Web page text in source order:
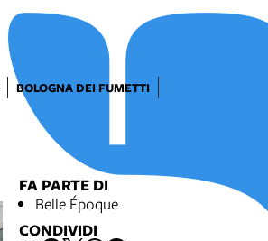
BOLOGNA DEI FUMETTI
FA PARTE DI
Belle Époque
CONDIVIDI